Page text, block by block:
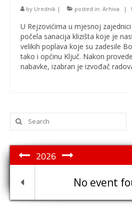
by Urednik | posted in: Arhiva |
U Rejzovićima u mjesnoj
počela sanacija klizišta koje je
velikih poplava koje su zadesile
tako i općinu Ključ. Nakon
nabavke, izabran je izvođač
Search
for:
2026
No event